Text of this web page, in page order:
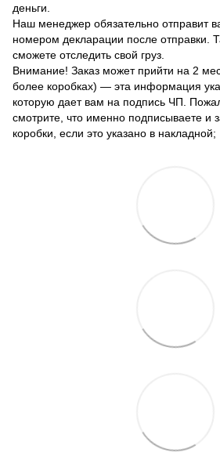
деньги.
Наш менеджер обязательно отправит
номером декларации после отправки.
сможете отследить свой груз.
Внимание! Заказ может прийти на 2
более коробках) — эта информация
которую дает вам на подпись ЧП.
смотрите, что именно подписываете и
коробки, если это указано в накладной;